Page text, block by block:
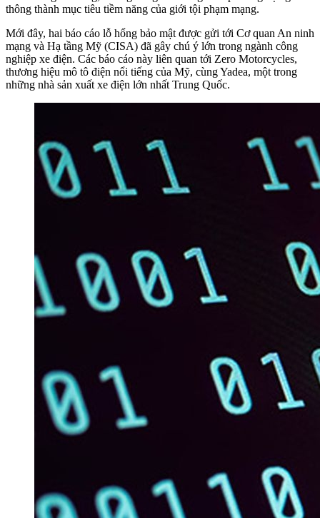
thông thành mục tiêu tiềm năng của giới tội phạm mạng.
Mới đây, hai báo cáo lỗ hổng bảo mật được gửi tới Cơ quan An ninh
mạng và Hạ tầng Mỹ (CISA) đã gây chú ý lớn trong ngành công
nghiệp xe điện. Các báo cáo này liên quan tới Zero Motorcycles,
thương hiệu mô tô điện nổi tiếng của Mỹ, cùng Yadea, một trong
những nhà sản xuất xe điện lớn nhất Trung Quốc.